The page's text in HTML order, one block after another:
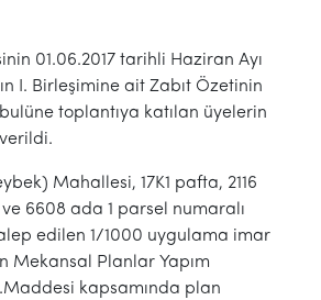
01.06.2017 tarihli Haziran Ayı
I. Birleşimine ait Zabıt Özetinin
toplantıya katılan üyelerin
Mahallesi, 17K1 pafta, 2116
6608 ada 1 parsel numaralı
edilen 1/1000 uygulama imar
Mekansal Planlar Yapım
kapsamında plan